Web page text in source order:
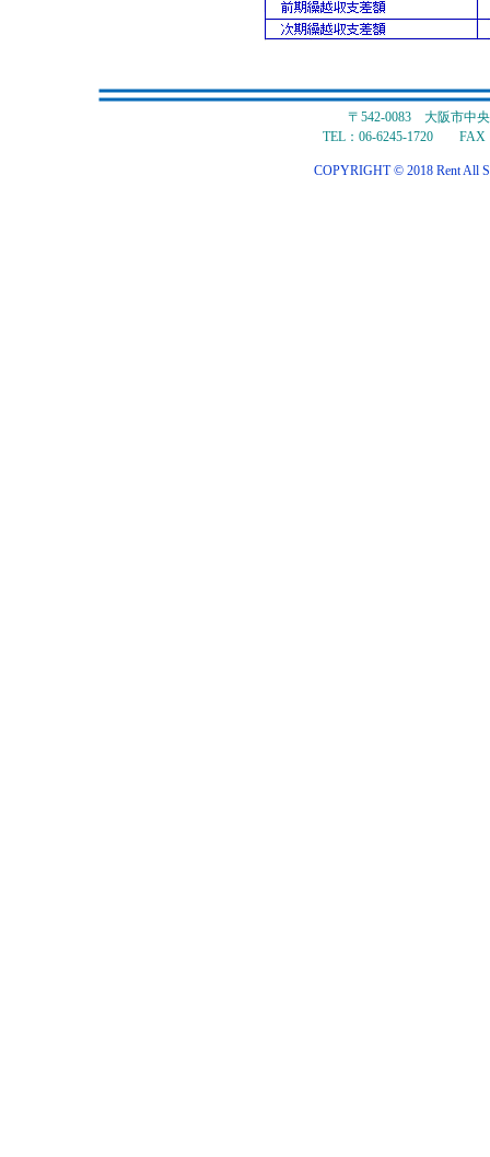
〒542-0083 大阪市中
TEL：06-6245-1720 FAX
COPYRIGHT © 2018 Rent All